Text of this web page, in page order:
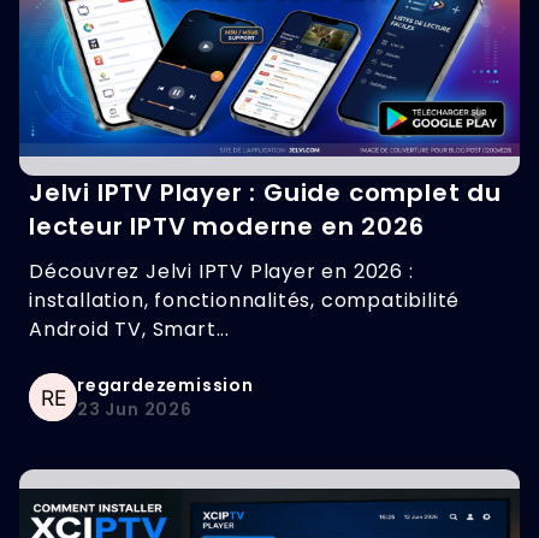
Jelvi IPTV Player : Guide complet du
lecteur IPTV moderne en 2026
Découvrez Jelvi IPTV Player en 2026 :
installation, fonctionnalités, compatibilité
Android TV, Smart...
regardezemission
23 Jun 2026